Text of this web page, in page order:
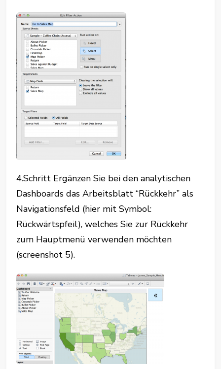
4.Schritt Ergänzen Sie bei den analytischen
Dashboards das Arbeitsblatt “Rückkehr” als
Navigationsfeld (hier mit Symbol:
Rückwärtspfeil), welches Sie zur Rückkehr
zum Hauptmenü verwenden möchten
(screenshot 5).